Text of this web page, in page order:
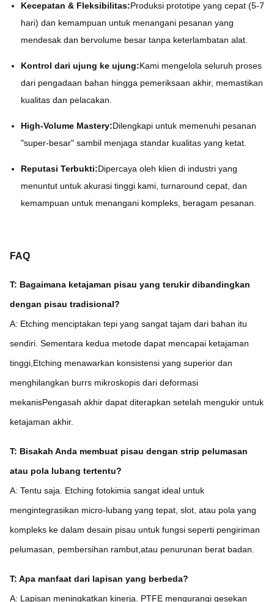
Kecepatan & Fleksibilitas:Produksi prototipe yang cepat (5-7
hari) dan kemampuan untuk menangani pesanan yang
mendesak dan bervolume besar tanpa keterlambatan alat.
Kontrol dari ujung ke ujung:Kami mengelola seluruh proses
dari pengadaan bahan hingga pemeriksaan akhir, memastikan
kualitas dan pelacakan.
High-Volume Mastery:Dilengkapi untuk memenuhi pesanan
"super-besar" sambil menjaga standar kualitas yang ketat.
Reputasi Terbukti:Dipercaya oleh klien di industri yang
menuntut untuk akurasi tinggi kami, turnaround cepat, dan
kemampuan untuk menangani kompleks, beragam pesanan.
FAQ
T: Bagaimana ketajaman pisau yang terukir dibandingkan
dengan pisau tradisional?
A: Etching menciptakan tepi yang sangat tajam dari bahan itu
sendiri. Sementara kedua metode dapat mencapai ketajaman
tinggi,Etching menawarkan konsistensi yang superior dan
menghilangkan burrs mikroskopis dari deformasi
mekanisPengasah akhir dapat diterapkan setelah mengukir untuk
ketajaman akhir.
T: Bisakah Anda membuat pisau dengan strip pelumasan
atau pola lubang tertentu?
A: Tentu saja. Etching fotokimia sangat ideal untuk
mengintegrasikan micro-lubang yang tepat, slot, atau pola yang
kompleks ke dalam desain pisau untuk fungsi seperti pengiriman
pelumasan, pembersihan rambut,atau penurunan berat badan.
T: Apa manfaat dari lapisan yang berbeda?
A: Lapisan meningkatkan kinerja. PTFE mengurangi gesekan